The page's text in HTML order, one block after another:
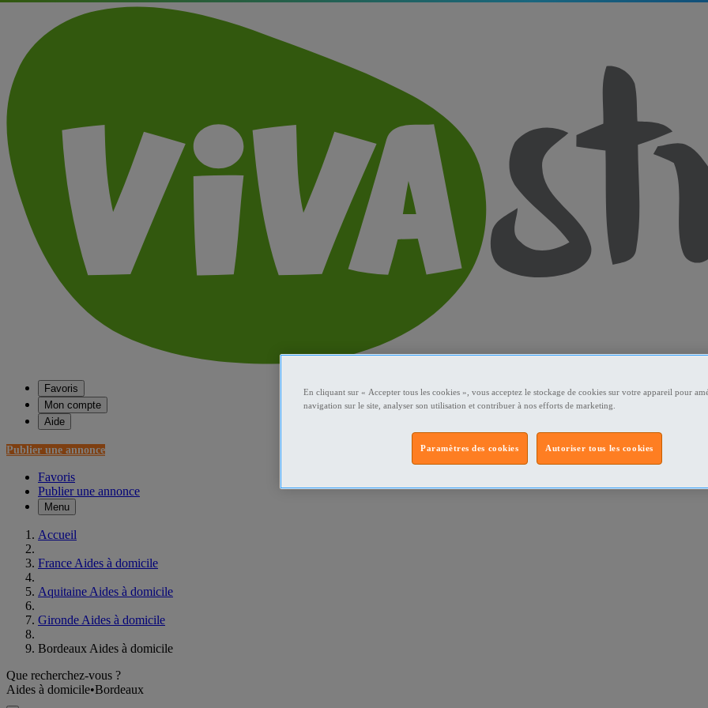
Favoris
Mon compte
Aide
Publier une annonce
Favoris
Publier une annonce
Menu
Accueil
France Aides à domicile
Aquitaine Aides à domicile
Gironde Aides à domicile
Bordeaux Aides à domicile
Que recherchez-vous ?
Aides à domicile•Bordeaux
En cliquant sur « Accepter tous les cookies », vous acceptez le stockage de cookies sur votre appareil pour
navigation sur le site, analyser son utilisation et contribuer à nos efforts de marketing.
Autoriser tous les cookies
Paramètres des cookies